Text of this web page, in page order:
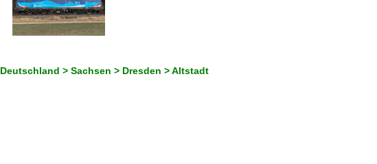
Deutschland > Sachsen > Dresden > Altstadt